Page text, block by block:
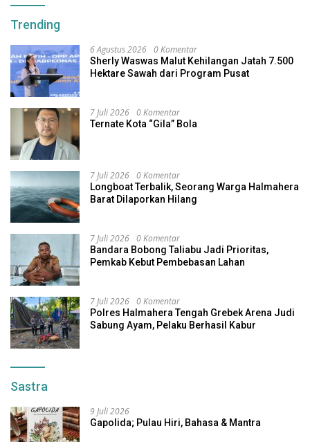
Trending
6 Agustus 2026 0 Komentar
Sherly Waswas Malut Kehilangan Jatah 7.500
Hektare Sawah dari Program Pusat
7 Juli 2026 0 Komentar
Ternate Kota “Gila” Bola
7 Juli 2026 0 Komentar
Longboat Terbalik, Seorang Warga Halmahera
Barat Dilaporkan Hilang
7 Juli 2026 0 Komentar
Bandara Bobong Taliabu Jadi Prioritas,
Pemkab Kebut Pembebasan Lahan
7 Juli 2026 0 Komentar
Polres Halmahera Tengah Grebek Arena Judi
Sabung Ayam, Pelaku Berhasil Kabur
Sastra
9 Juli 2026
Gapolida; Pulau Hiri, Bahasa & Mantra